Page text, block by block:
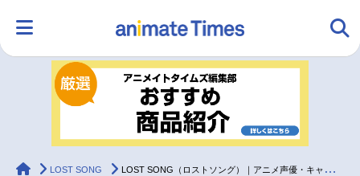
ランキング アニメ
ラジオ みんなの声
animateTimes
LOST SONG LOST SONG（ロストソング）｜アニメ声優・キャラクター・登場人物・2018春アニメ最新情報一覧